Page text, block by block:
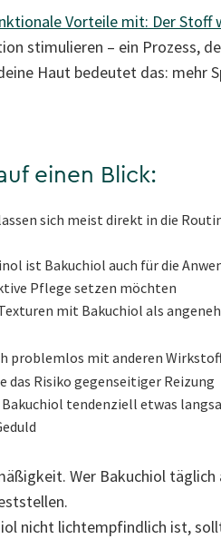
Vorteile mit: Der
stimulieren – ein Prozess,
Haut bedeutet das: mehr
einen Blick:
sich meist direkt in die
ist Bakuchiol auch für die
Pflege setzen möchten
mit Bakuchiol als
problemlos mit anderen
Risiko gegenseitiger Reizung
tendenziell etwas
Wer Bakuchiol
nicht lichtempfindlich ist,